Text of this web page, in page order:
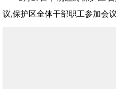
议,保护区全体干部职工参加会议